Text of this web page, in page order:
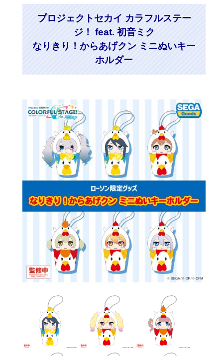
プロジェクトセカイ カラフルステー
ジ！ feat. 初音ミク
なりきり！からあげクン ミニぬいキー
ホルダー